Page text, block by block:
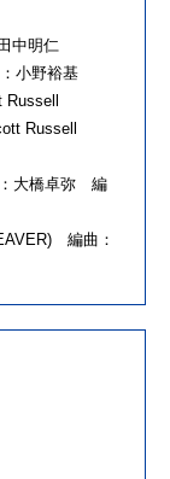
中明仁
小野裕基
Russell
大橋卓弥 編
編曲：